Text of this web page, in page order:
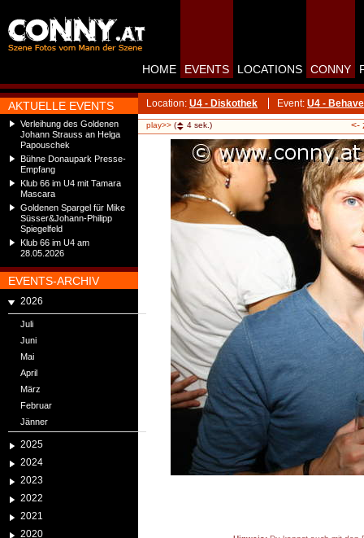
AKTUELLE EVENTS
Verleihung des Goldenen
Johann Strauss an Helga
Papouschek
Bühne Donaupark Presse-
Empfang
Klub 66 im U4 mit Tamara
Mascara
Goldenen Spargel für Mike
Süsser&Johann-Philipp
Spiegelfeld
Klub 66 im U4 am
28.05.2026
EVENTS-ARCHIV
2026
Juli
Juni
Mai
April
März
Februar
Jänner
2025
2024
2023
2022
2021
2020
HOME EVENTS LOCATIONS CONNY
Location: U4 - Diskothek Event: U4 -
play>> ( 4 sek.) <-